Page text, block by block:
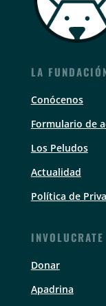
LA
Conócenos
Formulario de
Los Peludos
Actualidad
Política de
INVOLUCRATE
Donar
Apadrina